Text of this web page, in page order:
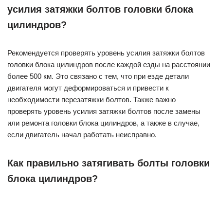
усилия затяжки болтов головки блока
цилиндров?
Рекомендуется проверять уровень усилия затяжки болтов
головки блока цилиндров после каждой езды на расстоянии
более 500 км. Это связано с тем, что при езде детали
двигателя могут деформироваться и привести к
необходимости перезатяжки болтов. Также важно
проверять уровень усилия затяжки болтов после замены
или ремонта головки блока цилиндров, а также в случае,
если двигатель начал работать неисправно.
Как правильно затягивать болты головки
блока цилиндров?